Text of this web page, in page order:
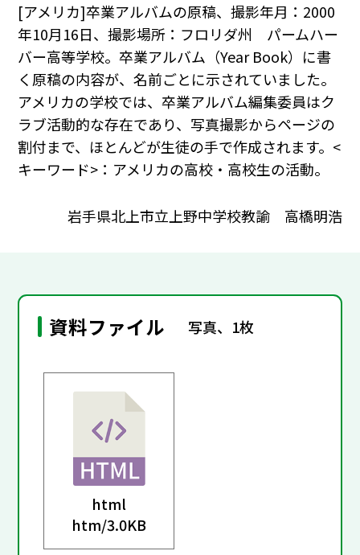
[アメリカ]卒業アルバムの原稿、撮影年月：2000
年10月16日、撮影場所：フロリダ州 パームハー
バー高等学校。卒業アルバム（Year Book）に書
く原稿の内容が、名前ごとに示されていました。
アメリカの学校では、卒業アルバム編集委員はク
ラブ活動的な存在であり、写真撮影からページの
割付まで、ほとんどが生徒の手で作成されます。<
キーワード>：アメリカの高校・高校生の活動。
岩手県北上市立上野中学校教諭 高橋明浩
資料ファイル 写真、1枚
html
htm/3.0KB